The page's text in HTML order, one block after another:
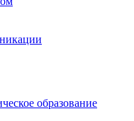
образование